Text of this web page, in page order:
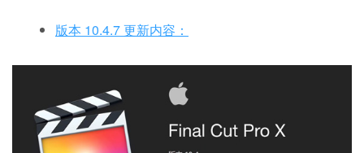
版本 10.4.7 更新内容：